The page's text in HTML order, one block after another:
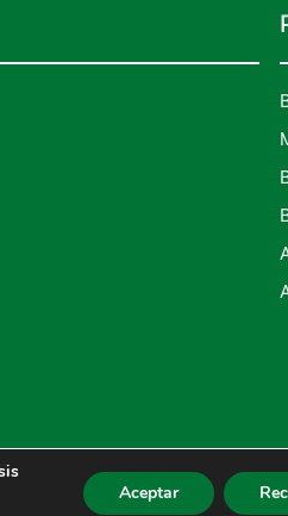
Aviso Legal Política De Privacidad
Aceptar